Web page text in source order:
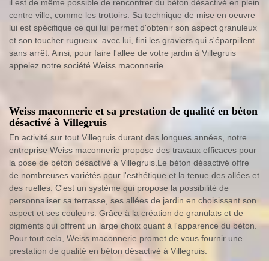
il est de même possible de rencontrer du béton désactivé en plein
centre ville, comme les trottoirs. Sa technique de mise en oeuvre
lui est spécifique ce qui lui permet d'obtenir son aspect granuleux
et son toucher rugueux. avec lui, fini les graviers qui s'éparpillent
sans arrêt. Ainsi, pour faire l'allee de votre jardin à Villegruis
appelez notre société Weiss maconnerie.
Weiss maconnerie et sa prestation de qualité en béton
désactivé à Villegruis
En activité sur tout Villegruis durant des longues années, notre
entreprise Weiss maconnerie propose des travaux efficaces pour
la pose de béton désactivé à Villegruis.Le béton désactivé offre
de nombreuses variétés pour l'esthétique et la tenue des allées et
des ruelles. C'est un système qui propose la possibilité de
personnaliser sa terrasse, ses allées de jardin en choisissant son
aspect et ses couleurs. Grâce à la création de granulats et de
pigments qui offrent un large choix quant à l'apparence du béton.
Pour tout cela, Weiss maconnerie promet de vous fournir une
prestation de qualité en béton désactivé à Villegruis.